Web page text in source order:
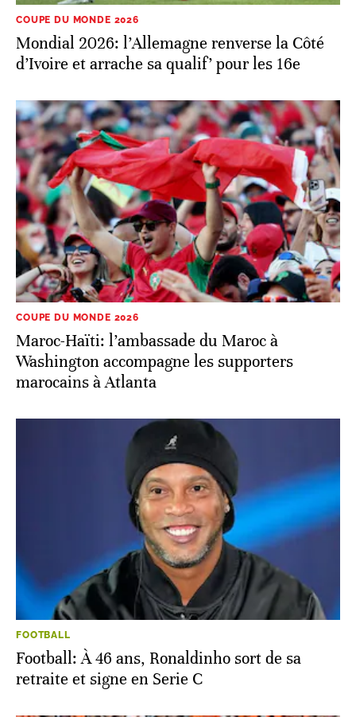
COUPE DU MONDE 2026
Mondial 2026: l’Allemagne renverse la Côté
d’Ivoire et arrache sa qualif’ pour les 16e
COUPE DU MONDE 2026
Maroc-Haïti: l’ambassade du Maroc à
Washington accompagne les supporters
marocains à Atlanta
FOOTBALL
Football: À 46 ans, Ronaldinho sort de sa
retraite et signe en Serie C